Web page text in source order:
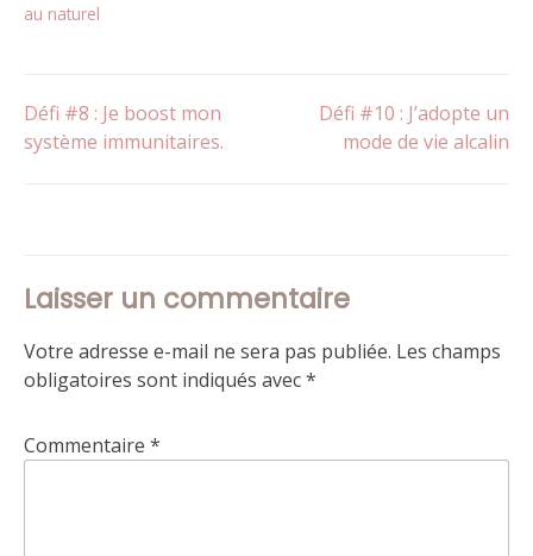
au naturel
Navigation
Défi #8 : Je boost mon
système immunitaires.
Défi #10 : J’adopte un
mode de vie alcalin
Laisser un commentaire
Votre adresse e-mail ne sera pas publiée. Les champs
obligatoires sont indiqués avec*
Commentaire *